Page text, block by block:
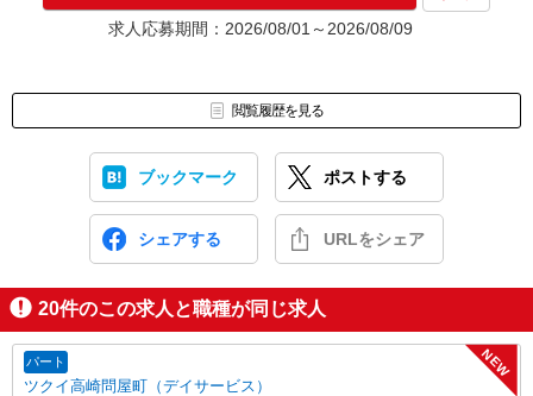
求人応募期間：2026/08/01～2026/08/09
閲覧履歴を見る
ブックマーク ポストする
シェアする URLをシェア
20件のこの求人と職種が同じ求人
パート
ツクイ高崎問屋町（デイサービス）
NEW